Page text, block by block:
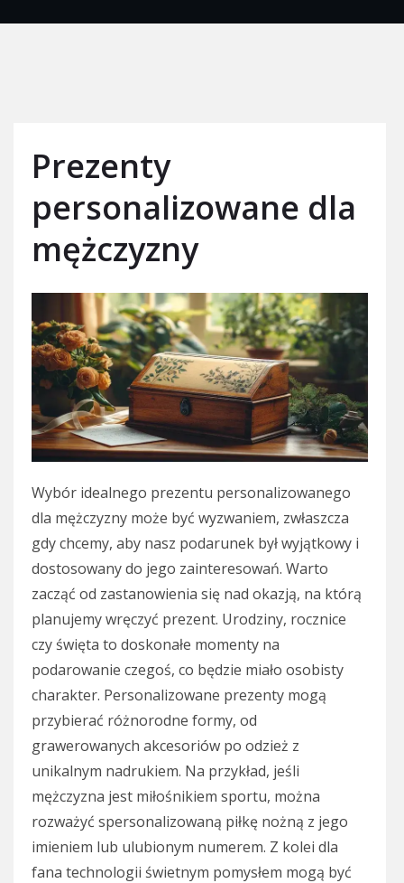
Prezenty
personalizowane dla
mężczyzny
Wybór idealnego prezentu personalizowanego
dla mężczyzny może być wyzwaniem, zwłaszcza
gdy chcemy, aby nasz podarunek był wyjątkowy i
dostosowany do jego zainteresowań. Warto
zacząć od zastanowienia się nad okazją, na którą
planujemy wręczyć prezent. Urodziny, rocznice
czy święta to doskonałe momenty na
podarowanie czegoś, co będzie miało osobisty
charakter. Personalizowane prezenty mogą
przybierać różnorodne formy, od
grawerowanych akcesoriów po odzież z
unikalnym nadrukiem. Na przykład, jeśli
mężczyzna jest miłośnikiem sportu, można
rozważyć spersonalizowaną piłkę nożną z jego
imieniem lub ulubionym numerem. Z kolei dla
fana technologii świetnym pomysłem mogą być